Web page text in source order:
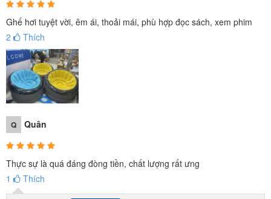
Ghế hơi tuyệt vời, êm ái, thoải mái, phù hợp đọc sách, xem phim
2
Thích
Q Quân
Thực sự là quá đáng đòng tiền, chất lượng rất ưng
1
Thích